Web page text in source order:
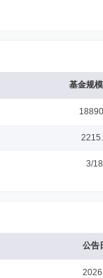
基金规
3/
公告